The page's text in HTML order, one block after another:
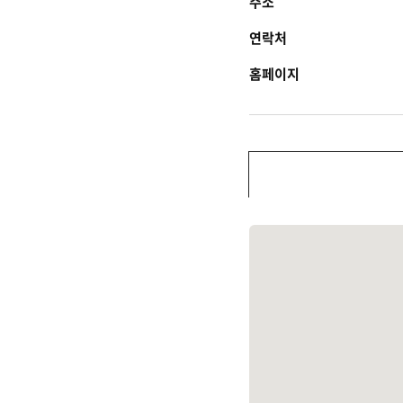
연락처
홈페이지